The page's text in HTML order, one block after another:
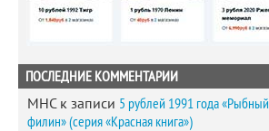
ПОСЛЕДНИЕ КОММЕНТАРИИ
MHCк записи 5 рублей 1991 года «Рыбный
филин» (серия «Красная книга»)